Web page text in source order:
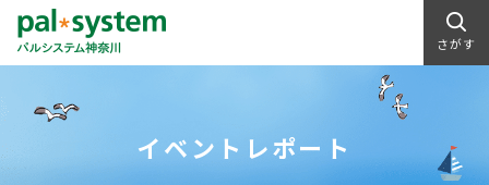
さがす
イベントレポート